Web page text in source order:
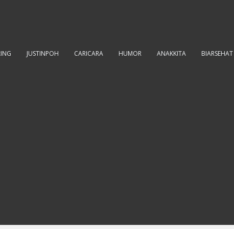
JUSTINPOH CARICARA HUMOR ANAKKITA BIARSEHAT